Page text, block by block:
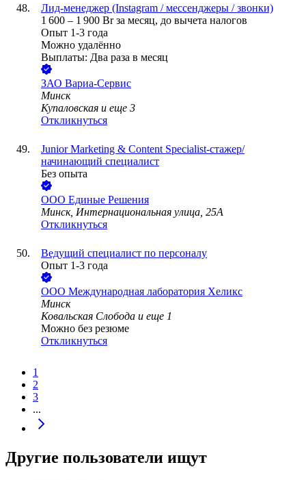
Лид-менеджер (Instagram / мессенджеры / звонки)
1 600 – 1 900 Br за месяц, до вычета налогов
Опыт 1-3 года
Можно удалённо
Выплаты: Два раза в месяц
ЗАО Вариа-Сервис
Минск
Купаловская и еще 3
Откликнуться
Junior Marketing & Content Specialist-стажер/
начинающий специалист
Без опыта
ООО Единые Решения
Минск, Интернациональная улица, 25А
Откликнуться
Ведущий специалист по персоналу
Опыт 1-3 года
ООО Международная лаборатория Хеликс
Минск
Ковальская Слобода и еще 1
Можно без резюме
Откликнуться
1
2
3
...
Другие пользователи ищут